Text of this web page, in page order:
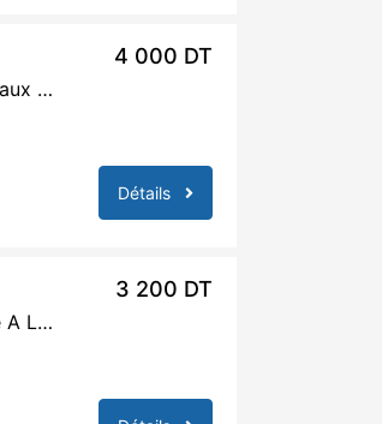
A Louer Une Villa Sur Trois Niveaux À Gammarth Supérieur
4 000 DT
Détails
A Louer Duplex Au 2 Ème Étage A La Marsa
3 200 DT